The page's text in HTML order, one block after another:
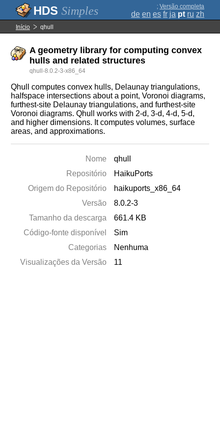
Simples ; Versão completa
de en es fr ja pt ru zh
Início qhull
A geometry library for computing convex
hulls and related structures
qhull-8.0.2-3-x86_64
Qhull computes convex hulls, Delaunay triangulations,
halfspace intersections about a point, Voronoi diagrams,
furthest-site Delaunay triangulations, and furthest-site
Voronoi diagrams. Qhull works with 2-d, 3-d, 4-d, 5-d,
and higher dimensions. It computes volumes, surface
areas, and approximations.
Nome
qhull
Repositório
HaikuPorts
Origem do Repositório
haikuports_x86_64
Versão
8.0.2-3
Tamanho da descarga
661.4 KB
Código-fonte disponível
Sim
Categorias
Nenhuma
Visualizações da Versão
11